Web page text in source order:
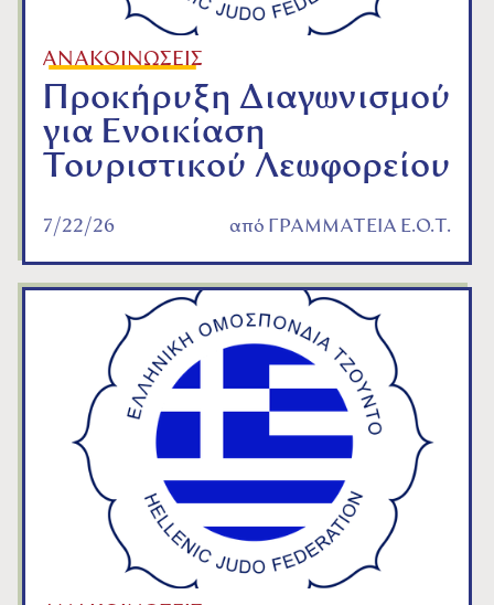
ΑΝΑΚΟΙΝΩΣΕΙΣ
Προκήρυξη Διαγωνισμού
για Ενοικίαση
Τουριστικού Λεωφορείου
7/22/26 από ΓΡΑΜΜΑΤΕΙΑ Ε.Ο.Τ.